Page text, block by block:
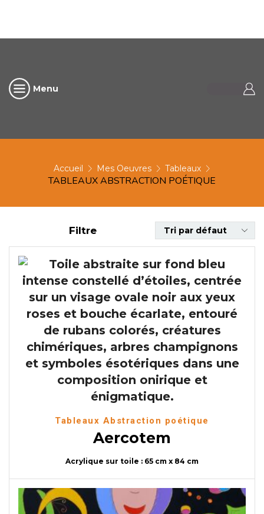
Menu
Accueil Mes Oeuvres Tableaux
TABLEAUX ABSTRACTION POÉTIQUE
Filtre
Tableaux Abstraction poétique
Aercotem
Acrylique sur toile : 65 cm x 84 cm